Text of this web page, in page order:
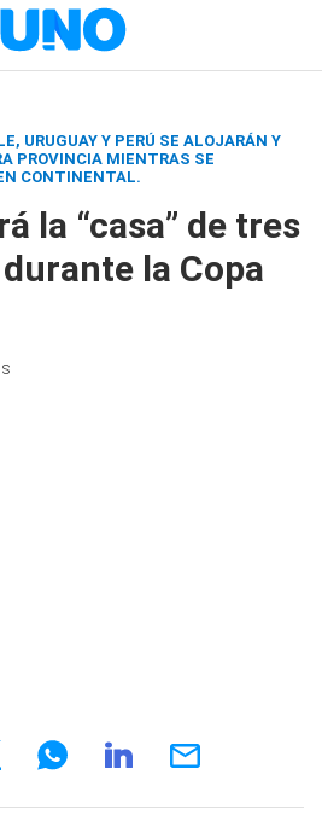
URUGUAY Y PERÚ SE ALOJARÁN Y
PROVINCIA MIENTRAS SE
CONTINENTAL.
la “casa” de tres
la Copa